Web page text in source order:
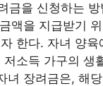
금을 신청하는
액을 지급받기
한다. 자녀 양육
저소득 가구의 생
녀 장려금은, 해